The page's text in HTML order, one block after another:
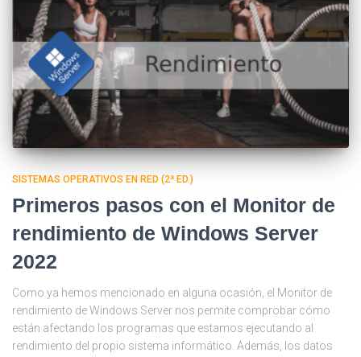
SISTEMAS OPERATIVOS EN RED (2ª ED.)
Primeros pasos con el Monitor de
rendimiento de Windows Server
2022
Como ya hemos mencionado en alguna ocasión, el Monitor de
rendimiento de Windows Server nos permite comprobar cómo
están afectando los programas que estamos ejecutando al
rendimiento del propio sistema informático. Además, los datos